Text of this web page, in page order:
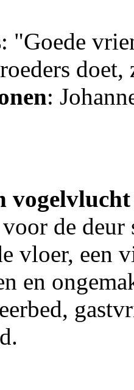
: "Goede
:
vogelvlucht
de deur
vloer, een
en